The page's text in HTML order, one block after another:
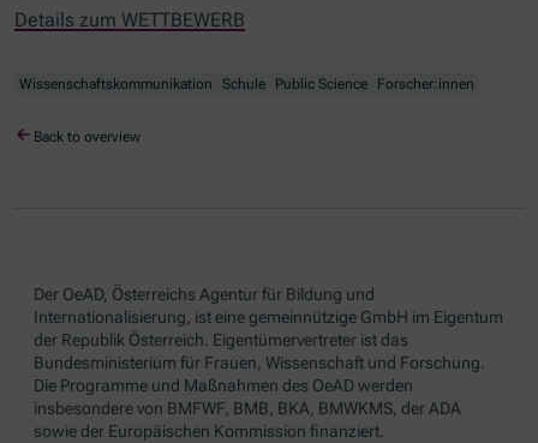
Details zum WETTBEWERB
Wissenschaftskommunikation Schule Public Science Forscher:innen
Back to overview
Der OeAD, Österreichs Agentur für Bildung und
Internationalisierung, ist eine gemeinnützige GmbH im Eigentum
der Republik Österreich. Eigentümervertreter ist das
Bundesministerium für Frauen, Wissenschaft und Forschung.
Die Programme und Maßnahmen des OeAD werden
insbesondere von BMFWF, BMB, BKA, BMWKMS, der ADA
sowie der Europäischen Kommission finanziert.